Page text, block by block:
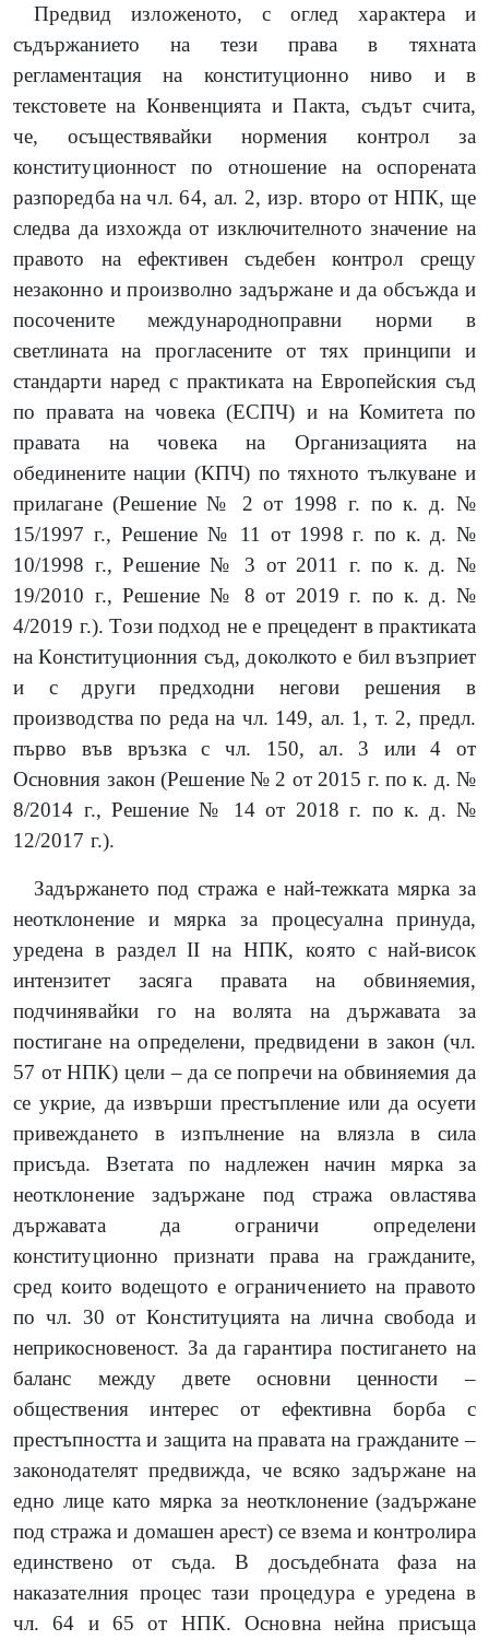
Предвид изложеното, с оглед характера и
съдържанието на тези права в тяхната
регламентация на конституционно ниво и в
текстовете на Конвенцията и Пакта, съдът счита,
че, осъществявайки нормения контрол за
конституционност по отношение на оспорената
разпоредба на чл. 64, ал. 2, изр. второ от НПК, ще
следва да изхожда от изключителното значение на
правото на ефективен съдебен контрол срещу
незаконно и произволно задържане и да обсъжда и
посочените международноправни норми в
светлината на прогласените от тях принципи и
стандарти наред с практиката на Европейския съд
по правата на човека (ЕСПЧ) и на Комитета по
правата на човека на Организацията на
обединените нации (КПЧ) по тяхното тълкуване и
прилагане (Решение № 2 от 1998 г. по к. д. №
15/1997 г., Решение № 11 от 1998 г. по к. д. №
10/1998 г., Решение № 3 от 2011 г. по к. д. №
19/2010 г., Решение № 8 от 2019 г. по к. д. №
4/2019 г.). Този подход не е прецедент в практиката
на Конституционния съд, доколкото е бил възприет
и с други предходни негови решения в
производства по реда на чл. 149, ал. 1, т. 2, предл.
първо във връзка с чл. 150, ал. 3 или 4 от
Основния закон (Решение № 2 от 2015 г. по к. д. №
8/2014 г., Решение № 14 от 2018 г. по к. д. №
12/2017 г.).
Задържането под стража е най-тежката мярка за
неотклонение и мярка за процесуална принуда,
уредена в раздел II на НПК, която с най-висок
интензитет засяга правата на обвиняемия,
подчинявайки го на волята на държавата за
постигане на определени, предвидени в закон (чл.
57 от НПК) цели – да се попречи на обвиняемия да
се укрие, да извърши престъпление или да осуети
привеждането в изпълнение на влязла в сила
присъда. Взетата по надлежен начин мярка за
неотклонение задържане под стража овластява
държавата да ограничи определени
конституционно признати права на гражданите,
сред които водещото е ограничението на правото
по чл. 30 от Конституцията на лична свобода и
неприкосновеност. За да гарантира постигането на
баланс между двете основни ценности –
обществения интерес от ефективна борба с
престъпността и защита на правата на гражданите –
законодателят предвижда, че всяко задържане на
едно лице като мярка за неотклонение (задържане
под стража и домашен арест) се взема и контролира
единствено от съда. В досъдебната фаза на
наказателния процес тази процедура е уредена в
чл. 64 и 65 от НПК. Основна нейна присъща